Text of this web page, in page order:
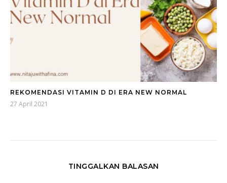
REKOMENDASI VITAMIN D DI ERA NEW NORMAL
27 April 2021
TINGGALKAN BALASAN